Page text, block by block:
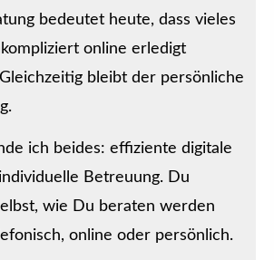
bedeutet heute, dass vieles
online erledigt
bleibt der persönliche
ich beides: effiziente digitale
Betreuung. Du
wie Du beraten werden
online oder persönlich.